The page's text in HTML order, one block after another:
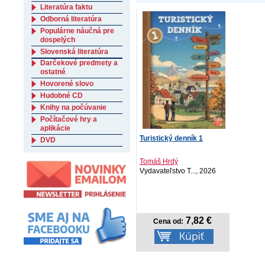
Turistický denník 1
Tomáš Hrdý
Vydavateľstvo T..., 2026
Cena od: 7,82 €
Literatúra faktu
Odborná literatúra
Populárne náučná pre
dospelých
Slovenská literatúra
Darčekové predmety a
ostatné
Hovorené slovo
Hudobné CD
Knihy na počúvanie
Počítačové hry a
aplikácie
DVD